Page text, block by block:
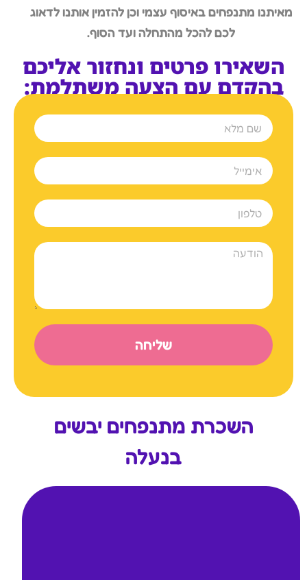
מאיתנו מתנפחים באיסוף עצמי וכן להזמין אותנו לדאוג
לכם להכל מהתחלה ועד הסוף.
השאירו פרטים ונחזור אליכם
בהקדם עם הצעה משתלמת:
שליחה
השכרת מתנפחים יבשים
בנעלה